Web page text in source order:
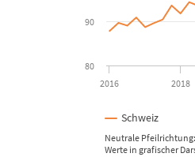
Werte in grafischer
Schweiz
2016 2018
80
90